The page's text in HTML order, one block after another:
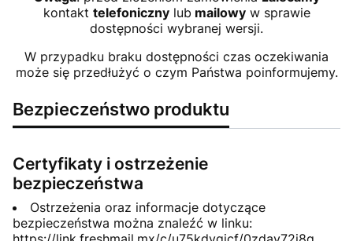
kontakt telefonicznylub mailowyw sprawie
dostępności wybranej wersji.
W przypadku braku dostępności czas oczekiwania
może się przedłużyć o czym Państwa poinformujemy.
Bezpieczeństwo produktu
Certyfikaty i ostrzeżenie
bezpieczeństwa
Ostrzeżenia oraz informacje dotyczące
bezpieczeństwa można znaleźć w linku: